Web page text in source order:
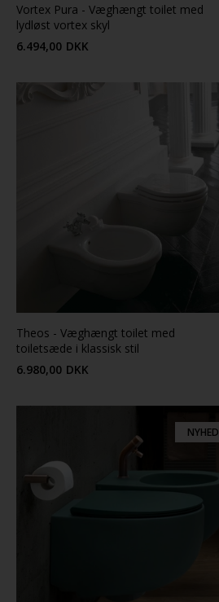
Vortex Pura - Væghængt toilet med
lydløst vortex skyl
6.494,00 DKK
Theos - Væghængt toilet med
toiletsæde i klassisk stil
6.980,00 DKK
NYHED